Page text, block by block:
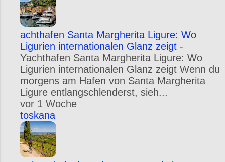
achthafen Santa Margherita Ligure: Wo
Ligurien internationalen Glanz zeigt -
Yachthafen Santa Margherita Ligure: Wo
Ligurien internationalen Glanz zeigt Wenn du
morgens am Hafen von Santa Margherita
Ligure entlangschlenderst, sieh...
vor 1 Woche
toskana